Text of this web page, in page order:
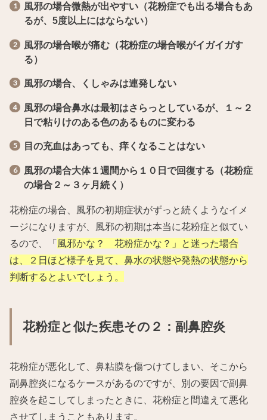
風邪の場合微熱が出やすい（花粉症でも出る場合もあ
るが、5度以上にはならない）
風邪の場合喉が痛む（花粉症の場合喉がイガイガす
る）
風邪の場合、くしゃみは連発しない
風邪の場合鼻水は最初はさらっとしているが、１～２
日で粘りけのある色のあるものに変わる
目の充血はあっても、痒くなることはない
風邪の場合大体１週間から１０日で回復する（花粉症
の場合２～３ヶ月続く）
花粉症の場合、風邪の初期症状がずっと続くようなイメ
ージになりますが、風邪の初期は本当に花粉症と似てい
るので、「風邪かな？ 花粉症かな？」と迷った場合
は、２日ほど様子を見て、鼻水の状態や発熱の状態から
判断するとよいでしょう。
花粉症と似た疾患その２：副鼻腔炎
花粉症が悪化して、鼻粘膜を傷つけてしまい、そこから
副鼻腔炎になるケースがあるのですが、別の要因で副鼻
腔炎を起こしてしまったときに、花粉症と間違えて悪化
させてしまうこともあります。